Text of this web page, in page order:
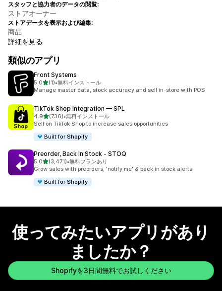
スタッフと協力者のデータの閲覧:
ストアオーナー
ストアデータを表示および編集:
商品
詳細を見る
類似のアプリ
Front Systems
5.05つ星中
(1)
合計レビュー数：1件
•無料インストール
Manage master data, stock accuracy and sell in-store with POS
TikTok Shop Integration — SPL
4.95つ星中
(736)
合計レビュー数：736件
•無料インストール
Sell on TikTok Shop to increase sales opportunities
Built for Shopify
Preorder, Back In Stock ‑ STOQ
5.05つ星中
(3,471)
合計レビュー数：3471件
•無料プランあり
Grow sales with preorders, 'notify me' & back in stock alerts
Built for Shopify
使ってみたいアプリがあり
ましたか？
Shopifyを3日間無料でお試しください